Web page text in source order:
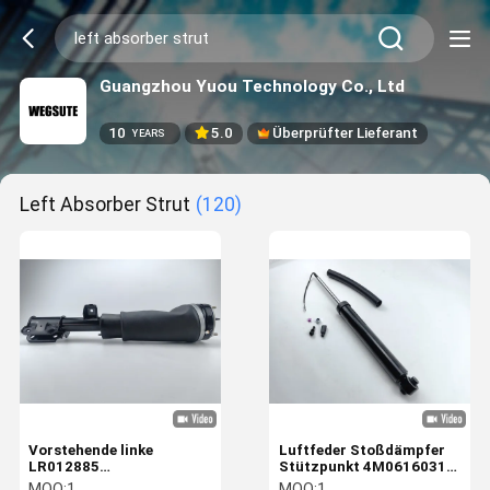
Guangzhou Yuou Technology Co., Ltd
10 YEARS 5.0 Überprüfter Lieferant
Left Absorber Strut (120)
Vorstehende linke
LR012885
Luftschlagdämpferstütze
Luftfeder Stoßdämpfer
Stützpunkt 4M0616031
für Audi Q7 Q8 hinten